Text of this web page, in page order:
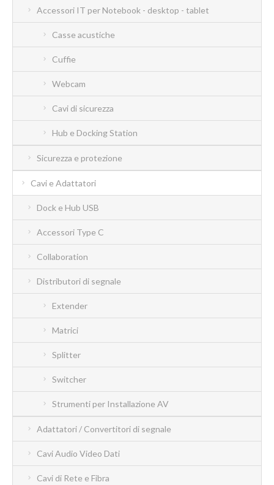
Accessori IT per Notebook - desktop - tablet
Casse acustiche
Cuffie
Webcam
Cavi di sicurezza
Hub e Docking Station
Sicurezza e protezione
Cavi e Adattatori
Dock e Hub USB
Accessori Type C
Collaboration
Distributori di segnale
Extender
Matrici
Splitter
Switcher
Strumenti per Installazione AV
Adattatori / Convertitori di segnale
Cavi Audio Video Dati
Cavi di Rete e Fibra